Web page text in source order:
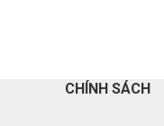
CHÍNH SÁCH